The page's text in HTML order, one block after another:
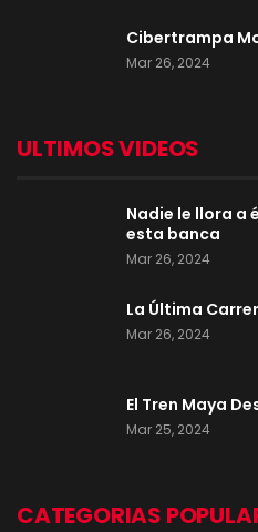
Cibertrampa
Mar 26, 2024
ULTIMOS VIDEOS
Nadie le llora a
esta banca
Mar 26, 2024
La Última
Mar 26, 2024
El Tren Maya
Mar 25, 2024
CATEGORIAS